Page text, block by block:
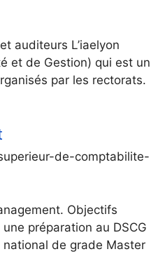
auditeurs L’iaelyon
et de Gestion) qui est un
par les rectorats.
de-comptabilite-
Objectifs
préparation au DSCG
de grade Master